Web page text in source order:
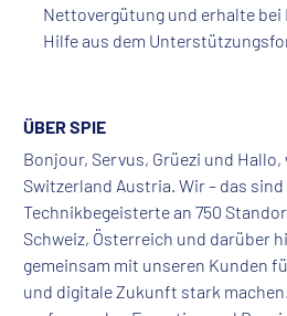
ÜBER SPIE
Bonjour, Servus, Grüezi und Hallo,
Switzerland Austria. Wir – das sind
Technikbegeisterte an 750
Schweiz, Österreich und darüber
gemeinsam mit unseren Kunden
und digitale Zukunft stark
Nettovergütung und erhalte
Hilfe aus dem